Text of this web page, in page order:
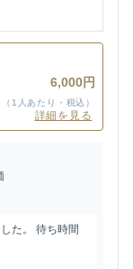
6,000円
（1人あたり・税込）
詳細を見る
た。 待ち時間